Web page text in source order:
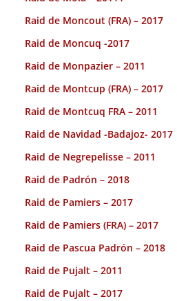
Raid de Moncout (FRA) – 2017
Raid de Moncuq -2017
Raid de Monpazier – 2011
Raid de Montcup (FRA) – 2017
Raid de Montcuq FRA – 2011
Raid de Navidad -Badajoz- 2017
Raid de Negrepelisse – 2011
Raid de Padrón – 2018
Raid de Pamiers – 2017
Raid de Pamiers (FRA) – 2017
Raid de Pascua Padrón – 2018
Raid de Pujalt – 2011
Raid de Pujalt – 2017